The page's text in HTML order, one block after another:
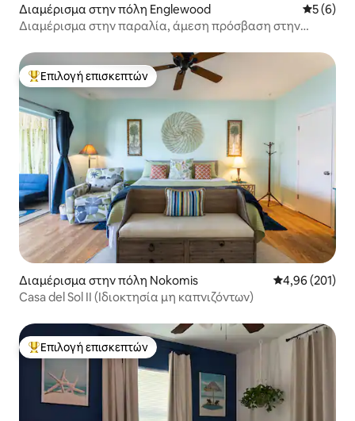
Διαμέρισμα στην πόλη Englewood Μέση
5 (6)
Διαμέρισμα στην παραλία, άμεση πρόσβαση στην
Κορυφαία επιλογή επισκεπτών
Επιλογή επισκεπτών
Διαμέρισμα στην πόλη Nokomis Μέση
4,96 (201)
Casa del Sol II (Ιδιοκτησία μη καπνιζόντων)
Κορυφαία επιλογή επισκεπτών
Επιλογή επισκεπτών